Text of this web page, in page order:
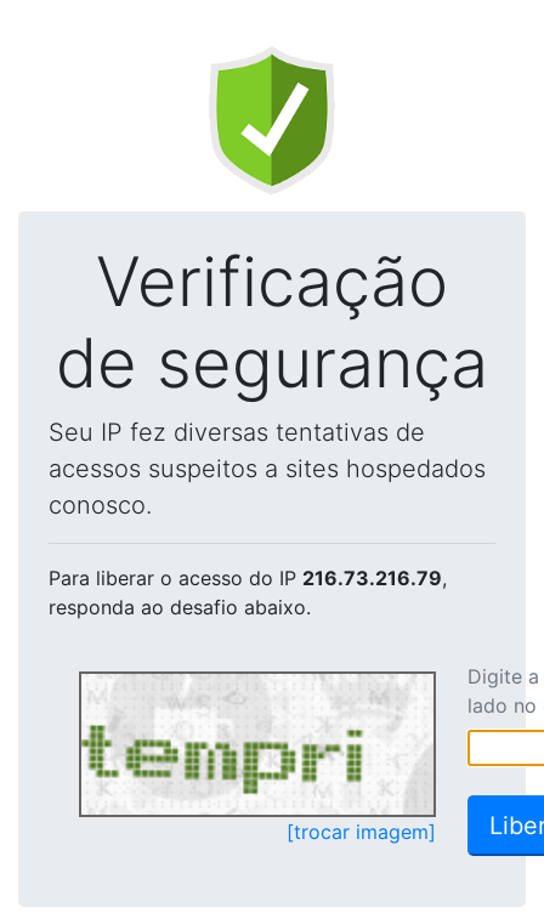
Verificação
de segurança
Seu IP fez diversas tentativas de
acessos suspeitos a sites hospedados
conosco.
Para liberar o acesso do IP 216.73.216.79,
responda ao desafio abaixo.
[trocar imagem]
Digite
lado no